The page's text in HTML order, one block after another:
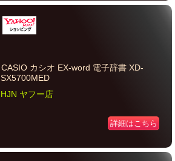
CASIO カシオ EX-word 電子辞書 XD-
SX5700MED
HJN ヤフー店
詳細はこちら